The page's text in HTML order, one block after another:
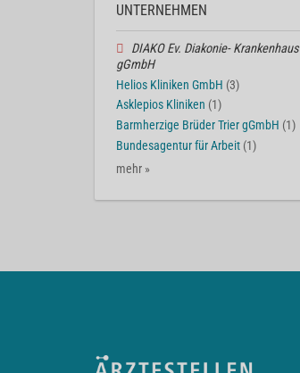
UNTERNEHMEN
DIAKO Ev. Diakonie- Krankenhaus
gGmbH
Helios Kliniken GmbH (3)
Asklepios Kliniken (1)
Barmherzige Brüder Trier gGmbH (1)
Bundesagentur für Arbeit (1)
mehr »